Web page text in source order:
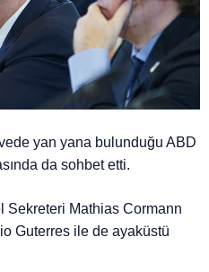
yan yana bulunduğu ABD
da sohbet etti.
Sekreteri Mathias Cormann
Guterres ile de ayaküstü